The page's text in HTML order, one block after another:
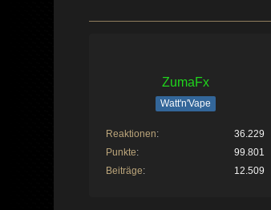
ZumaFx
Watt'n'Vape
Reaktionen
36.229
Punkte
99.801
Beiträge
12.509